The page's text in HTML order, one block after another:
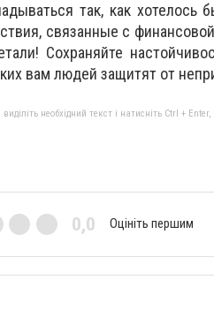
так, как
связанные с
Сохраняйте
вам людей защитят от
необхідний текст і натисніть Ctrl +
0,0 Оцініть першим